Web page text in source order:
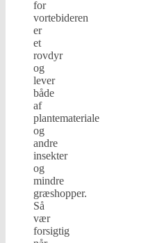
for
vortebideren
er
et
rovdyr
og
lever
både
af
plantemateriale
og
andre
insekter
og
mindre
græshopper.
Så
vær
forsigtig